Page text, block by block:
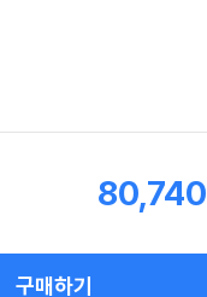
80,740
구매하기